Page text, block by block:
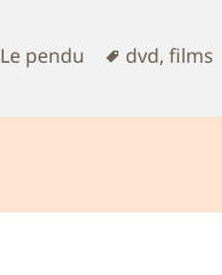
Auteur
Le pendu
Mots-
dvd,films